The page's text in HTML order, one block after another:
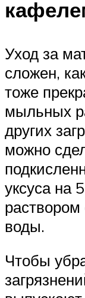
Уход за
сложен,
тоже
мыльных
других
можно
уксуса на
воды.
Чтобы